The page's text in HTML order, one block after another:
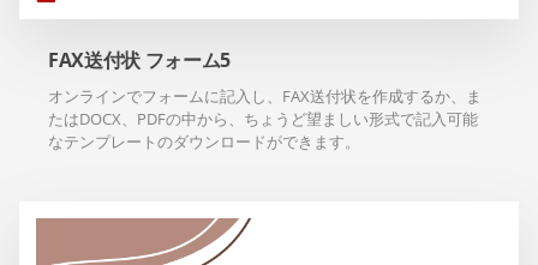
FAX送付状 フォーム5
オンラインでフォームに記入し、FAX送付状を作成するか、ま
たはDOCX、PDFの中から、ちょうど望ましい形式で記入可能
なテンプレートのダウンロードができます。